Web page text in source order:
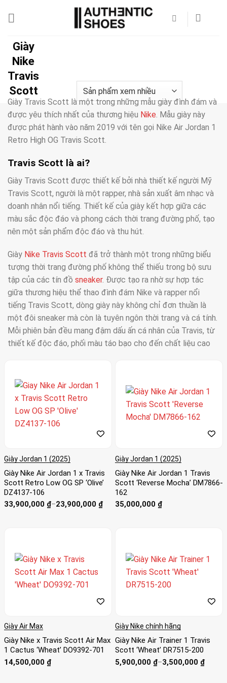
dungGiày
Nike
Travis
Scott
Giày Travis Scott là một trong những mẫu giày đình đám và
được yêu thích nhất của thương hiệu Nike. Mẫu giày này
được phát hành vào năm 2019 với tên gọi Nike Air Jordan 1
Retro High OG Travis Scott.
Travis Scott là ai?
Giày Travis Scott được thiết kế bởi nhà thiết kế người Mỹ
Travis Scott, người là một rapper, nhà sản xuất âm nhạc và
doanh nhân nổi tiếng. Thiết kế của giày kết hợp giữa các
màu sắc độc đáo và phong cách thời trang đường phố, tạo
nên một sản phẩm độc đáo và thu hút.
Giày Nike Travis Scott đã trở thành một trong những biểu
tượng thời trang đường phố không thể thiếu trong bộ sưu
tập của các tín đồ sneaker. Được tạo ra nhờ sự hợp tác
giữa thương hiệu thể thao đình đám Nike và rapper nổi
tiếng Travis Scott, dòng giày này không chỉ đơn thuần là
một đôi sneaker mà còn là tuyên ngôn thời trang và cá tính.
Mỗi phiên bản đều mang đậm dấu ấn cá nhân của Travis, từ
thiết kế độc đáo, phối màu táo bạo cho đến chất liệu cao
Sự kết hợp bùng nổ của Nike và Travis Scott
Sự hợp tác giữa Nike và Travis Scott bắt đầu vào năm
2017, khi đôi Air Force 1 Travis Scott đầu tiên ra mắt. Thiết
kế này đã nhanh chóng thu hút sự chú ý của giới mộ điệu
nhờ chi tiết Swoosh có thể tháo rời, một điểm nhấn chưa
tiếp tục được nối dài qua nhiều phiên bản khác như Air
Jordan 1 Travis Scott, Air Jordan 6, và gần đây nhất làAir
Max 1.
Một cột mốc đáng nhớ là vào năm 2019, phiên bản Air
Travis Scott hợp tác với Nike đã vượt mốc 10 triệu USD
chỉ trong năm đầu tiên, khẳng định vị thế của dòng giày này
trên thị trường.
trang mà còn mang lại hiệu năng xuất sắc cho người dùng.
dài, từ đi bộ, chạy bộ cho đến tham gia các hoạt động ngoài
trời. Phần upper được thiết kế thông thoáng, đảm bảo đôi
Giày Jordan 1 (2025)
Giày Nike Air Jordan 1 x Travis
Scott Retro Low OG SP ‘Olive’
DZ4137-106
23,900,000 ₫
–
33,900,000 ₫
Khoảng
giá:
Giày Jordan 1 (2025)
Giày Nike Air Jordan 1 Travis
Scott ‘Reverse Mocha’ DM7866-
162
35,000,000 ₫
Giày Air Max
Giày Nike x Travis Scott Air Max
1 Cactus ‘Wheat’ DO9392-701
14,500,000 ₫
Giày Nike chính hãng
Giày Nike Air Trainer 1 Travis
Scott ‘Wheat’ DR7515-200
3,500,000 ₫
–
5,900,000 ₫
Khoảng
giá: